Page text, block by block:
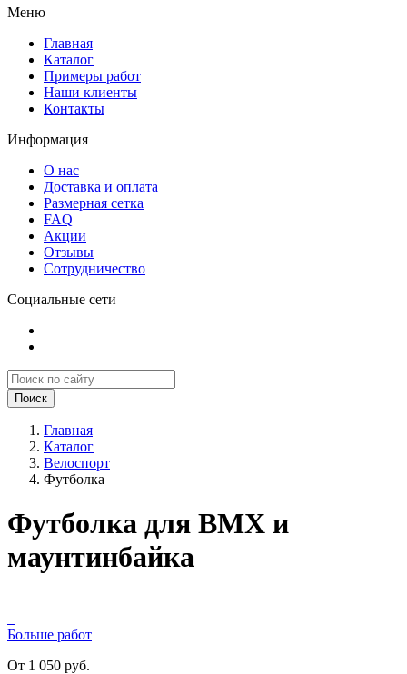
Меню
Главная
Каталог
Примеры работ
Наши клиенты
Контакты
Информация
О нас
Доставка и оплата
Размерная сетка
FAQ
Акции
Отзывы
Сотрудничество
Социальные сети
Поиск
Главная
Каталог
Велоспорт
Футболка
Футболка для BMX и
маунтинбайка
Больше работ
От 1 050 руб.